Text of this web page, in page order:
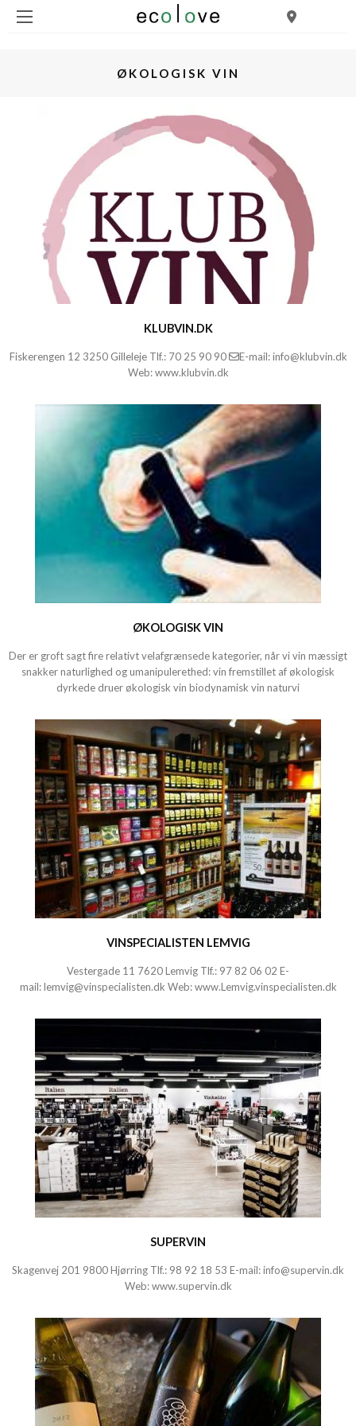
ØKOLOGISK VIN
KLUBVIN.DK
Fiskerengen 12 3250 Gilleleje Tlf.: 70 25 90 90 E-mail:info@klubvin.dk
Web:www.klubvin.dk
ØKOLOGISK VIN
Der er groft sagt fire relativt velafgrænsede kategorier, når vi vin mæssigt
snakker naturlighed og umanipulerethed: vin fremstillet af økologisk
dyrkede druer økologisk vin biodynamisk vin naturvi
VINSPECIALISTEN LEMVIG
Vestergade 11 7620 Lemvig Tlf.: 97 82 06 02 E-
mail:lemvig@vinspecialisten.dk Web:www.Lemvig.vinspecialisten.dk
SUPERVIN
Skagenvej 201 9800 Hjørring Tlf.: 98 92 18 53 E-mail:info@supervin.dk
Web:www.supervin.dk